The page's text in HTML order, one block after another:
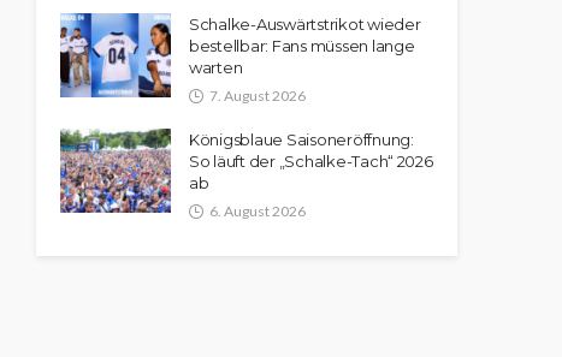
Schalke-Auswärtstrikot wieder
bestellbar: Fans müssen lange
warten
7. August 2026
Königsblaue Saisoneröffnung:
So läuft der „Schalke-Tach“ 2026
ab
6. August 2026